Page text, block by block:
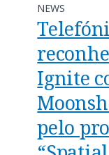
NEWS
Ignite
pelo